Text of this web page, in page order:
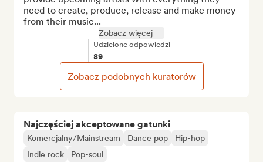
Najczęściej akceptowane gatunki
Komercjalny/Mainstream Dance pop
Hip-hop
Indie rock
Pop-soul
need to create, produce, release and make money
from their music...
Zobacz więcej
Udzielone odpowiedzi
89
Zobacz podobnych kuratorów